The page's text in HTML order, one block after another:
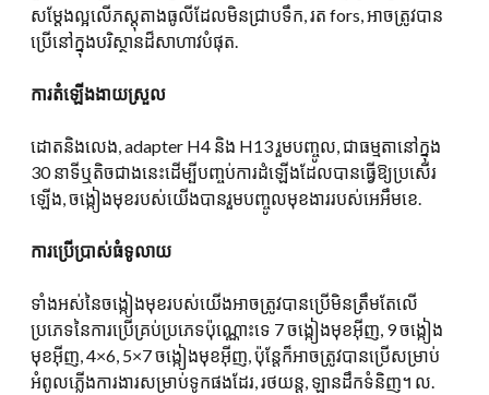
សម្តែងល្អលើភស្តុតាងធូលីដែលមិនជ្រាបទឹក, រត fors, អាចត្រូវបាន
ប្រើនៅក្នុងបរិស្ថានដ៏សាហាវបំផុត.
ការតំឡើងងាយស្រួល
ដោតនិងលេង, adapter H4 និង H13 រួមបញ្ចូល, ជាធម្មតានៅក្នុង
30 នាទីឬតិចជាងនេះដើម្បីបញ្ចប់ការដំឡើងដែលបានធ្វើឱ្យប្រសើរ
ឡើង, ចង្កៀងមុខរបស់យើងបានរួមបញ្ចូលមុខងាររបស់អេអឹមខេ.
ការប្រើប្រាស់ធំទូលាយ
ទាំងអស់នៃចង្កៀងមុខរបស់យើងអាចត្រូវបានប្រើមិនត្រឹមតែលើ
ប្រភេទនៃការប្រើគ្រប់ប្រភេទប៉ុណ្ណោះទេ 7 ចង្កៀងមុខអ៊ីញ, 9 ចង្កៀង
មុខអ៊ីញ, 4×6, 5×7 ចង្កៀងមុខអ៊ីញ, ប៉ុន្តែក៏អាចត្រូវបានប្រើសម្រាប់
អំពូលភ្លើងការងារសម្រាប់ទូកផងដែរ, រថយន្ដ, ឡានដឹកទំនិញ។ ល.